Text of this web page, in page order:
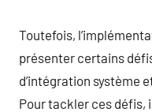
Toutefois,
présenter certains
d’intégration système
Pour tackler ces défis,